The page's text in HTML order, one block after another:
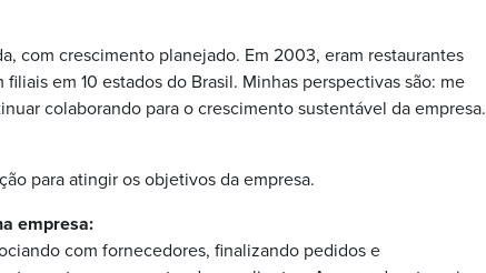
com crescimento planejado. Em 2003, eram restaurantes
em 10 estados do Brasil. Minhas perspectivas são: me
colaborando para o crescimento sustentável da empresa.
para atingir os objetivos da empresa.
empresa:
com fornecedores, finalizando pedidos e